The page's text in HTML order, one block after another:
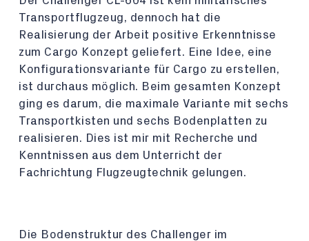
Transportflugzeug, dennoch hat die
Realisierung der Arbeit positive Erkenntnisse
zum Cargo Konzept geliefert. Eine Idee, eine
Konfigurationsvariante für Cargo zu erstellen,
ist durchaus möglich. Beim gesamten Konzept
ging es darum, die maximale Variante mit sechs
Transportkisten und sechs Bodenplatten zu
realisieren. Dies ist mir mit Recherche und
Kenntnissen aus dem Unterricht der
Fachrichtung Flugzeugtechnik gelungen.
Die Bodenstruktur des Challenger im